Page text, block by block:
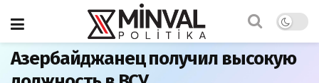
Главная
Азербайджанец получил высокую